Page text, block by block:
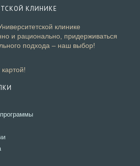
КЛИНИКЕ
и рационально, придерживаться
подхода – наш выбор!
Откроется
Откроется
Откроется